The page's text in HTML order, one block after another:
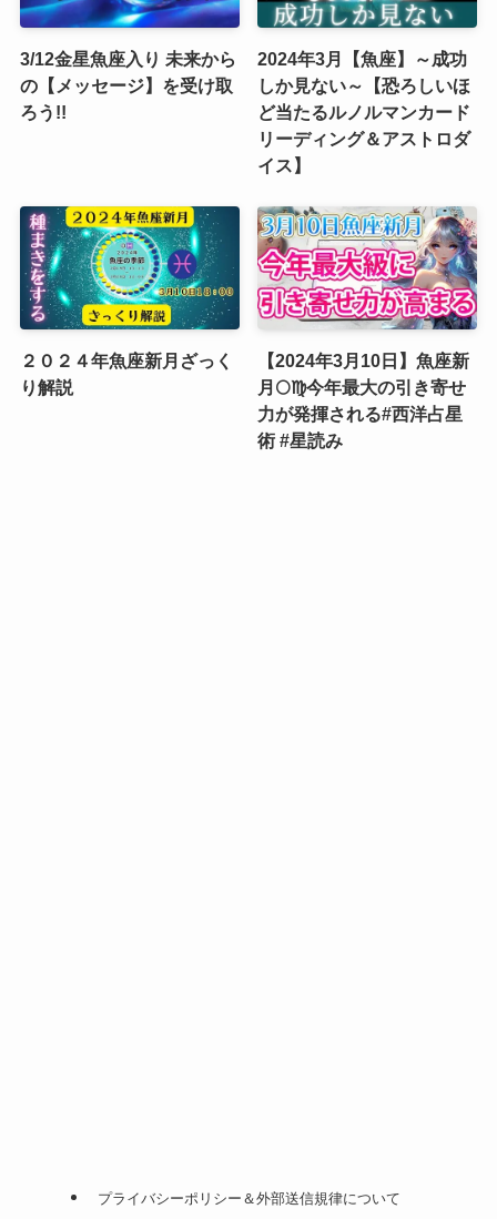
3/12金星魚座入り 未来から
の【メッセージ】を受け取
ろう!!
2024年3月【魚座】～成功
しか見ない～【恐ろしいほ
ど当たるルノルマンカード
リーディング＆アストロダ
イス】
２０２４年魚座新月ざっく
り解説
【2024年3月10日】魚座新
月🌕♍️今年最大の引き寄せ
力が発揮される#西洋占星
術 #星読み
プライバシーポリシー＆外部送信規律について